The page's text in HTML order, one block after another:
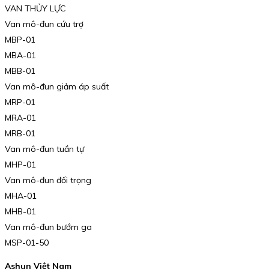
VAN THỦY LỰC
Van mô-đun cứu trợ
MBP-01
MBA-01
MBB-01
Van mô-đun giảm áp suất
MRP-01
MRA-01
MRB-01
Van mô-đun tuần tự
MHP-01
Van mô-đun đối trọng
MHA-01
MHB-01
Van mô-đun bướm ga
MSP-01-50
Ashun Việt Nam